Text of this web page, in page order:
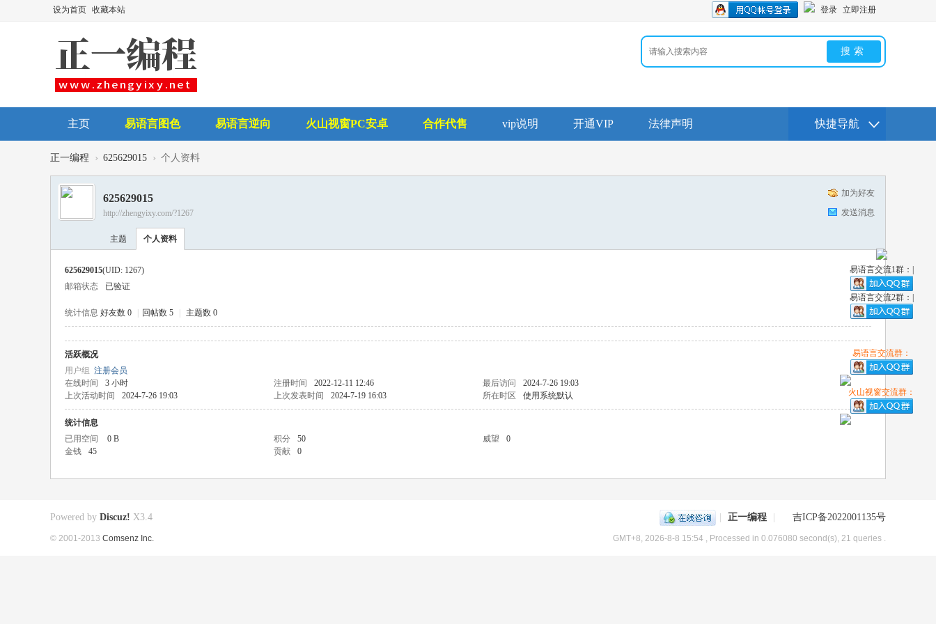
设为首页 收藏本站 登录 立即注册
搜索
主页 易语言图色 易语言逆向 火山视窗PC安卓 合作代售 vip说明 开通VIP 法律声明
后台讲师
快捷导航
正一编程 › 625629015 › 个人资料
加为好友
发送消息
625629015
http://zhengyixy.com/?1267
主题 个人资料
625629015(UID: 1267)
邮箱状态
已验证
统计信息 好友数 0 回帖数 5 主题数 0
活跃概况
用户组 注册会员
在线时间
3 小时 注册时间 2022-12-11 12:46 最后访问
2024-7-26 19:03
上次活动时间
2024-7-26 19:03 上次发表时间 2024-7-19 16:03 所在时区 使用系统默认
统计信息
已用空间
0 B 积分 50 威望
0
金钱
45 贡献 0
易语言交流1群：|
易语言交流2群：|
易语言交流群：
火山视窗交流群：
正一编程 吉ICP备2022001135号
GMT+8, 2026-8-8 15:54 , Processed in 0.076080 second(s), 21 queries .
Powered by Discuz! X3.4
© 2001-2013 Comsenz Inc.